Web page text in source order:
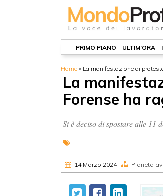
PRIMO PIANO ULTIM’ORA
Home » La manifestazione di
La
Forense ha
Si è deciso di spostare alle 11
14 Marzo 2024 Pianeta